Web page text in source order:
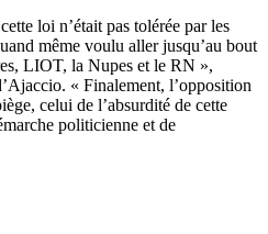
loi n’était pas tolérée par les
même voulu aller jusqu’au bout
LIOT, la Nupes et le RN »,
« Finalement, l’opposition
celui de l’absurdité de cette
politicienne et de